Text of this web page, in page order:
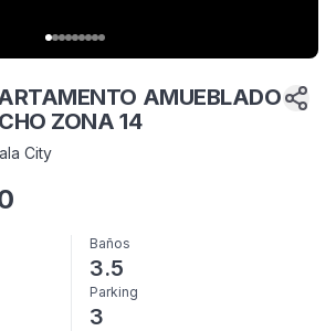
AMUEBLADO
ZONA 14
City
Baños
3.5
Parking
3